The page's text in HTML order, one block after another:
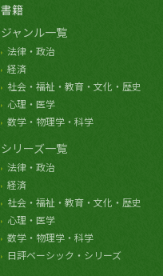
書籍
ジャンル一覧
法律・政治
経済
社会・福祉・教育・文化・歴史
心理・医学
数学・物理学・科学
シリーズ一覧
法律・政治
経済
社会・福祉・教育・文化・歴史
心理・医学
数学・物理学・科学
日評ベーシック・シリーズ